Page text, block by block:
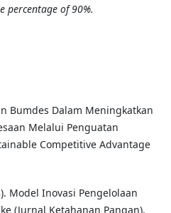
percentage of 90%.
Bumdes Dalam Meningkatkan
Melalui Penguatan
Competitive Advantage
Model Inovasi Pengelolaan
(Jurnal Ketahanan Pangan),